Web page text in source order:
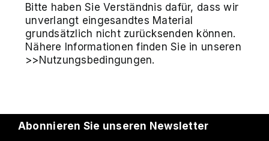
Bitte haben Sie Verständnis dafür, dass wir
unverlangt eingesandtes Material
grundsätzlich nicht zurücksenden können.
Nähere Informationen finden Sie in unseren
>>Nutzungsbedingungen.
Abonnieren Sie unseren Newsletter